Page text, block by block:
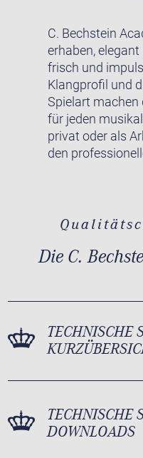
C. Bechstein
erhaben,
frisch und
Klangprofil und
Spielart machen
für jeden
privat oder als
den
Die C.
TECHNISCHE
TECHNISCHE
DOWNLOADS